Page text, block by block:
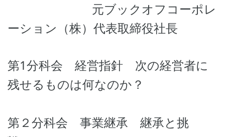
元ブックオフコーポレ
ーション（株）代表取締役社長
第1分科会 経営指針 次の経営者に
残せるものは何なのか？
第２分科会 事業継承 継承と挑